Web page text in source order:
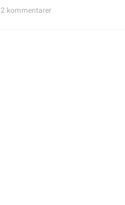
2 kommentarer